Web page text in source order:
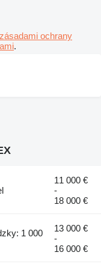
zásadami ochrany
.
11 000 €
-
18 000 €
1 000
13 000 €
-
16 000 €